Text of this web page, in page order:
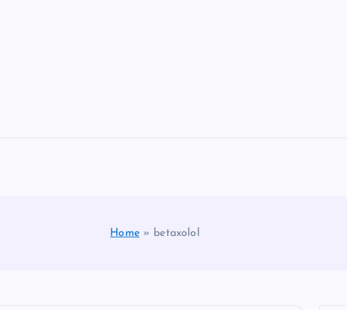
Home» betaxolol